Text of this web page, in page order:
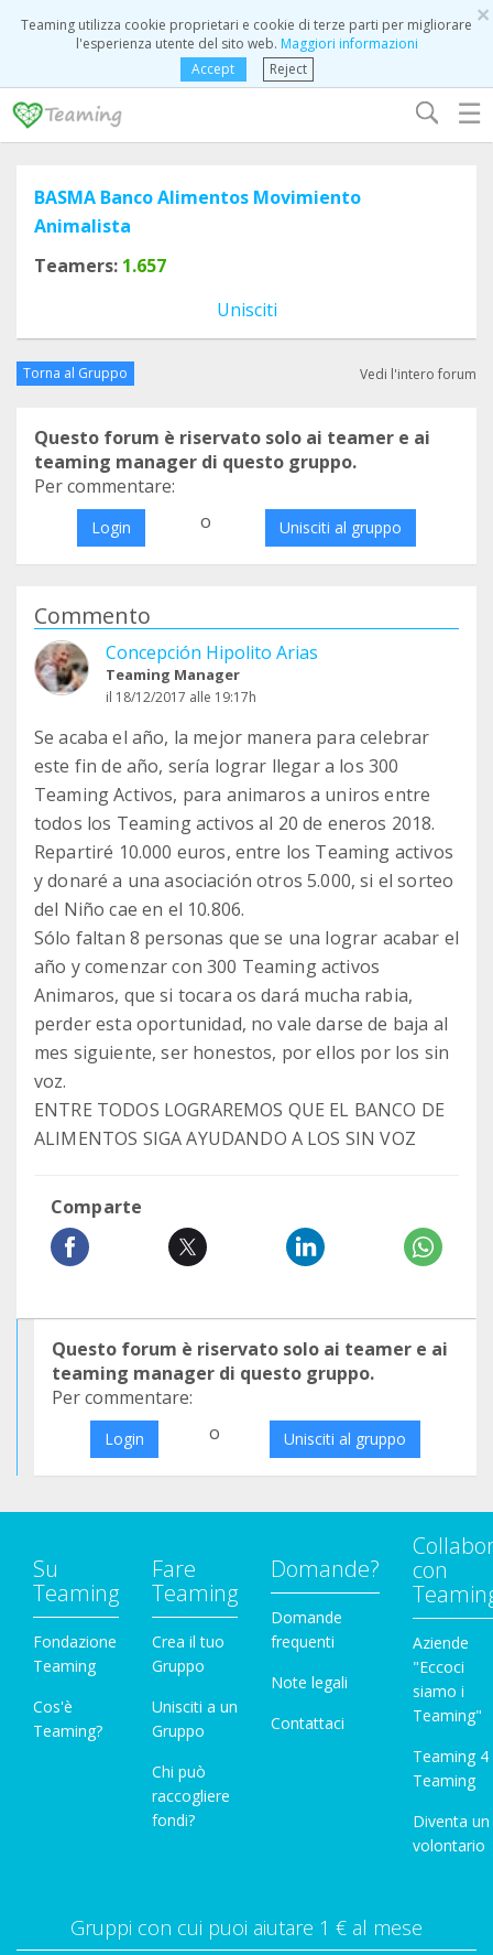
×
Teaming utilizza cookie proprietari e cookie di terze parti per migliorare
l'esperienza utente del sito web. Maggiori informazioni
Accept
Reject
☰
BASMA Banco Alimentos Movimiento
Animalista
Teamers: 1.657
Unisciti
Torna al Gruppo Vedi l'intero forum
Questo forum è riservato solo ai teamer e ai
teaming manager di questo gruppo.
Per commentare:
Login o Unisciti al gruppo
Commento
Concepción Hipolito Arias
Teaming Manager
il 18/12/2017 alle 19:17h
Se acaba el año, la mejor manera para celebrar
este fin de año, sería lograr llegar a los 300
Teaming Activos, para animaros a uniros entre
todos los Teaming activos al 20 de eneros 2018.
Repartiré 10.000 euros, entre los Teaming activos
y donaré a una asociación otros 5.000, si el sorteo
del Niño cae en el 10.806.
Sólo faltan 8 personas que se una lograr acabar el
año y comenzar con 300 Teaming activos
Animaros, que si tocara os dará mucha rabia,
perder esta oportunidad, no vale darse de baja al
mes siguiente, ser honestos, por ellos por los sin
voz.
ENTRE TODOS LOGRAREMOS QUE EL BANCO DE
ALIMENTOS SIGA AYUDANDO A LOS SIN VOZ
Comparte
Questo forum è riservato solo ai teamer e ai
teaming manager di questo gruppo.
Per commentare:
Login o Unisciti al gruppo
Su
Teaming
Fondazione
Teaming
Cos'è
Teaming?
Fare
Teaming
Crea il tuo
Gruppo
Unisciti a un
Gruppo
Chi può
raccogliere
fondi?
Domande?
Domande
frequenti
Note legali
Contattaci
con
Aziende
"Eccoci
siamo i
Teaming"
Teaming 4
Teaming
Diventa un
volontario
Gruppi con cui puoi aiutare 1 € al mese